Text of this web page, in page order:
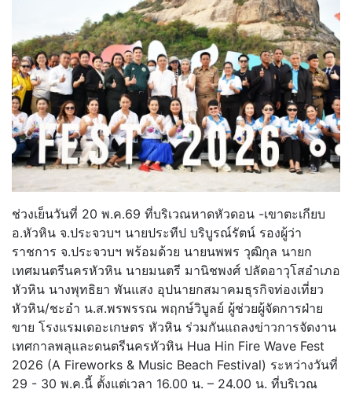
ช่วงเย็นวันที่ 20 พ.ค.69 ที่บริเวณหาดหัวดอน -เขาตะเกียบ
อ.หัวหิน จ.ประจวบฯ นายประทีป บริบูรณ์รัตน์ รองผู้ว่า
ราชการ จ.ประจวบฯ พร้อมด้วย นายนพพร วุฒิกุล นายก
เทศมนตรีนครหัวหิน นายมนตรี มานิชพงศ์ ปลัดอาวุโสอำเภอ
หัวหิน นางพุทธิยา พันแสง อุปนายกสมาคมธุรกิจท่องเที่ยว
หัวหิน/ชะอำ น.ส.พรพรรณ พฤกษ์วิบูลย์ ผู้ช่วยผู้จัดการฝ่าย
ขาย โรงแรมเดอะเกษตร หัวหิน ร่วมกันแถลงข่าวการจัดงาน
เทศกาลพลุและดนตรีนครหัวหิน Hua Hin Fire Wave Fest
2026 (A Fireworks & Music Beach Festival) ระหว่างวันที่
29 - 30 พ.ค.นี้ ตั้งแต่เวลา 16.00 น. – 24.00 น. ที่บริเวณ